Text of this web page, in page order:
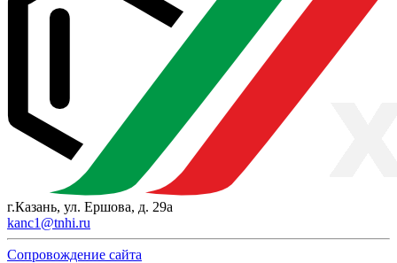
г.Казань, ул. Ершова, д. 29а
kanc1@tnhi.ru
Сопровождение сайта